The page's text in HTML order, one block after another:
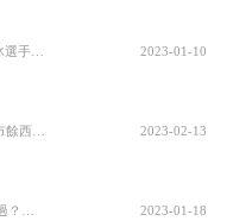
北京時間9月10日，中秋節之際，俄羅斯花樣滑冰選手謝爾巴科娃有點忙。安娜最近不停收到來自亞洲的禮物，包括了日本和中國粉絲的。之前，俄羅斯網站統計，安娜的本土粉絲數量要比特魯索娃和瓦利耶娃數量低。不過，由于有冬奧會冠軍的加成，她在世界範圍的粉... 2023-01-10
2023-02-13
2023-01-18